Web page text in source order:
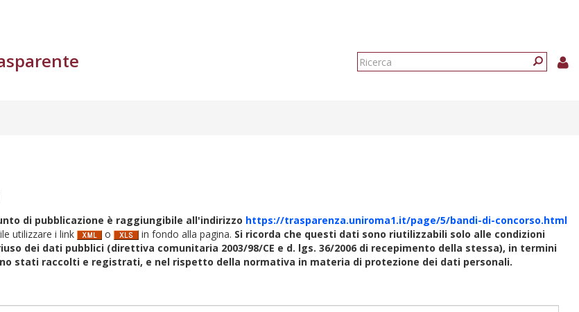
Form
di pubblicazione è raggiungibile all'indirizzo https://trasparenza.uniroma1.it/page/5/bandi-di-concorso.html
utilizzare i link
o in fondo alla pagina. Si ricorda che questi dati sono riutilizzabili solo alle condizioni
dei dati pubblici (direttiva comunitaria 2003/98/CE e d. lgs. 36/2006 di recepimento della stessa), in termini
stati raccolti e registrati, e nel rispetto della normativa in materia di protezione dei dati personali.